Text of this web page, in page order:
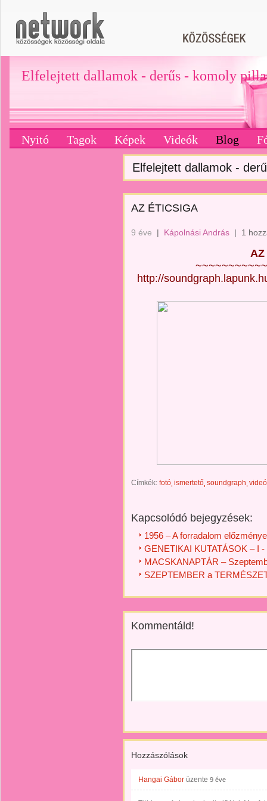
Elfelejtett dallamok - derűs - komoly
Nyitó Tagok Képek Videók Blog
Elfelejtett dallamok -
AZ ÉTICSIGA
9 éve | Kápolnási András | 1
AZ
http://
Címkék: fotó ismertető soundgraph videó
Kapcsolódó bejegyzések:
1956 – A forradalom
GENETIKAI KUTATÁSOK – I -
MACSKANAPTÁR –
SZEPTEMBER a
Kommentáld!
Hozzászólások
Hangai Gábor üzente 9 éve